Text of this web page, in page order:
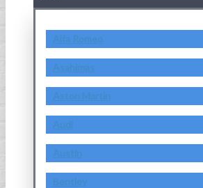
Alfa Romeo
Asahimas
Aston Martin
Audi
Austin
Bentley